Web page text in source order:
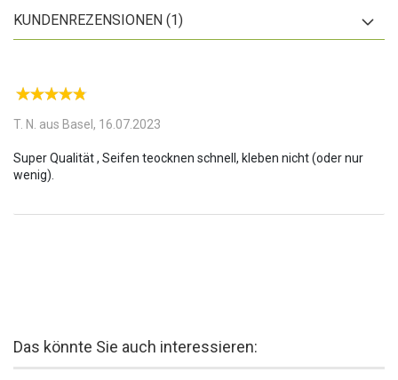
somit minimiert und die Seife bleibt auch nach mehrmaligem
Gebrauch hygienisch sauber.
KUNDENREZENSIONEN (1)
T. N. aus Basel, 16.07.2023
Super Qualität , Seifen teocknen schnell, kleben nicht (oder nur
Das könnte Sie auch interessieren: